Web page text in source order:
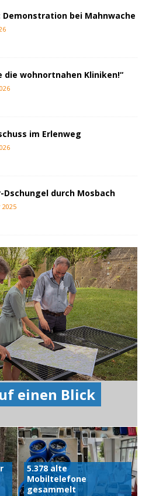
Demonstration bei Mahnwache
die wohnortnahen Kliniken!“
im Erlenweg
Dschungel durch Mosbach
einen Blick
5.378 alte
Mobiltelefone
gesammelt